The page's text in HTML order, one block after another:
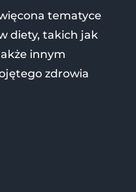
tematyce
diety, takich jak
innym
zdrowia